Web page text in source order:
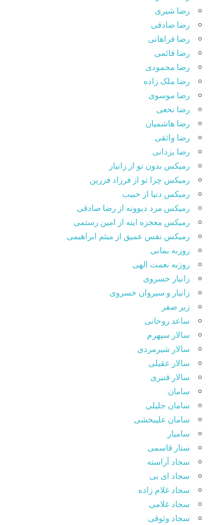
رضا شیری
رضا صادقی
رضا فراهانی
رضا قائمی
رضا محمودی
رضا ملک زاده
رضا موسوی
رضا نخعی
رضا هاشمیان
رضا واثقی
رضا یزدانی
رمیکس بدون تو از زانیار
رمیکس چرا تو از فرزاد فرزین
رمیکس دنیا از حبیب
رمیکس مرد دیوونه از رضا صادقی
رمیکس معجزه اینه از امین رستمی
رمیکس نفس عمیق از میثم ابراهیمی
روزبه بمانی
روزبه نعمت الهی
زانیار خسروی
زانیار و سیروان خسروی
زیر صفر
ساعد روحانی
سالار سپهرم
سالار شیرمردی
سالار عقیلی
سالار قنبری
سامان
سامان جلیلی
سامان علیبخشی
سامیار
ستار قاسمی
سجاد آراسته
سجاد ای بی
سجاد غلام زاده
سجاد غلامی
سجاد وثوقى